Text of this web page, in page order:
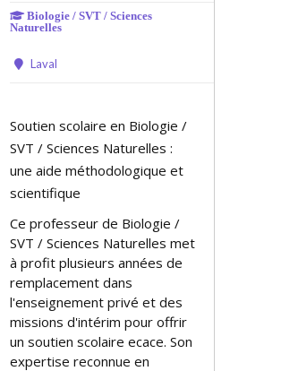
Biologie / SVT / Sciences
Naturelles
Laval
Soutien scolaire en Biologie /
SVT / Sciences Naturelles :
une aide méthodologique et
scientifique
Ce professeur de Biologie /
SVT / Sciences Naturelles met
à profit plusieurs années de
remplacement dans
l'enseignement privé et des
missions d'intérim pour offrir
un soutien scolaire efficace. Son
expertise reconnue en